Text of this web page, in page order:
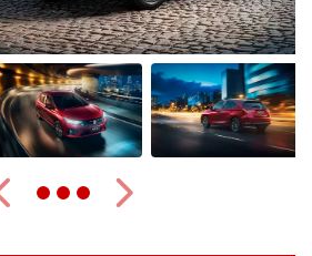
Anterior
Próximo